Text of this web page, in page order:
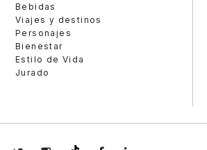
Bebidas
Viajes y destinos
Personajes
Bienestar
Estilo de Vida
Jurado